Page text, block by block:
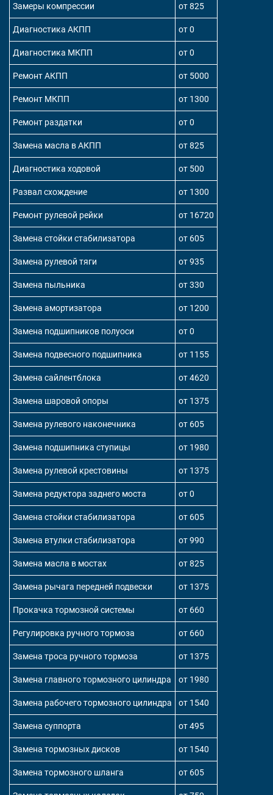
Замеры компрессии от 825
Диагностика АКПП от 0
Диагностика МКПП от 0
Ремонт АКПП от 5000
Ремонт МКПП от 1300
Ремонт раздатки от 0
Замена масла в АКПП от 825
Диагностика ходовой от 500
Развал схождение от 1300
Ремонт рулевой рейки от 16720
Замена стойки стабилизатора от 605
Замена рулевой тяги от 935
Замена пыльника от 330
Замена амортизатора от 1200
Замена подшипников полуоси от 0
Замена подвесного подшипника от 1155
Замена сайлентблока от 4620
Замена шаровой опоры от 1375
Замена рулевого наконечника от 605
Замена подшипника ступицы от 1980
Замена рулевой крестовины от 1375
Замена редуктора заднего моста от 0
Замена стойки стабилизатора от 605
Замена втулки стабилизатора от 990
Замена масла в мостах от 825
Замена рычага передней подвески от 1375
Прокачка тормозной системы от 660
Регулировка ручного тормоза от 660
Замена троса ручного тормоза от 1375
Замена главного тормозного цилиндра от 1980
Замена рабочего тормозного цилиндра от 1540
Замена суппорта от 495
Замена тормозных дисков от 1540
Замена тормозного шланга от 605